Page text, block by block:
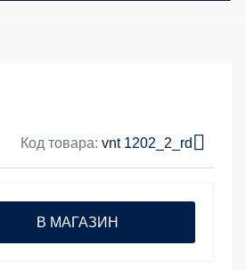
Код товара: vnt 1202_2_rd
В МАГАЗИН